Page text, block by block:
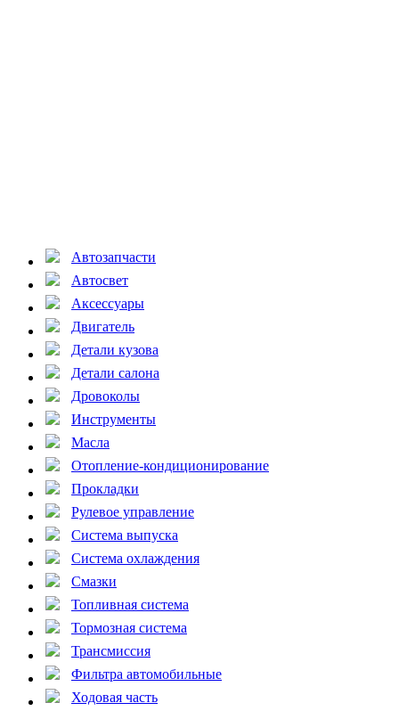
Автозапчасти
Автосвет
Аксессуары
Двигатель
Детали кузова
Детали салона
Дровоколы
Инструменты
Масла
Отопление-кондиционирование
Прокладки
Рулевое управление
Система выпуска
Система охлаждения
Смазки
Топливная система
Тормозная система
Трансмиссия
Фильтра автомобильные
Ходовая часть